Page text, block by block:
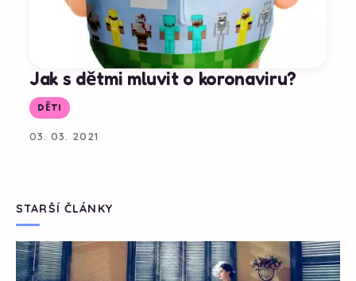
Jak s dětmi mluvit o koronaviru?
DĚTI
03. 03. 2021
STARŠÍ ČLÁNKY